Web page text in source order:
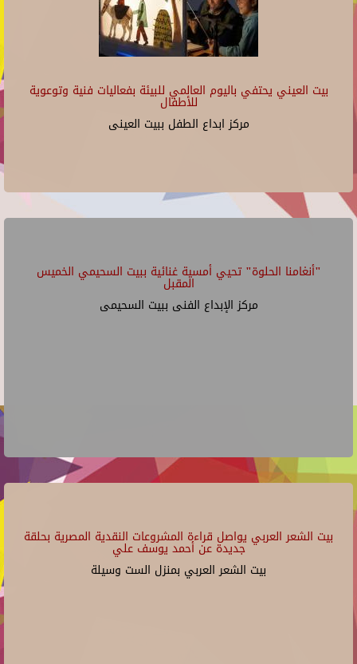
بيت العيني يحتفي باليوم العالمي للبيئة بفعاليات فنية وتوعوية
للأطفال
مركز ابداع الطفل ببيت العينى
"أنغامنا الحلوة" تحيي أمسية غنائية ببيت السحيمي الخميس
المقبل
مركز الإبداع الفنى ببيت السحيمى
بيت الشعر العربي يواصل قراءة المشروعات النقدية المصرية بحلقة
جديدة عن أحمد يوسف علي
بيت الشعر العربي بمنزل الست وسيلة